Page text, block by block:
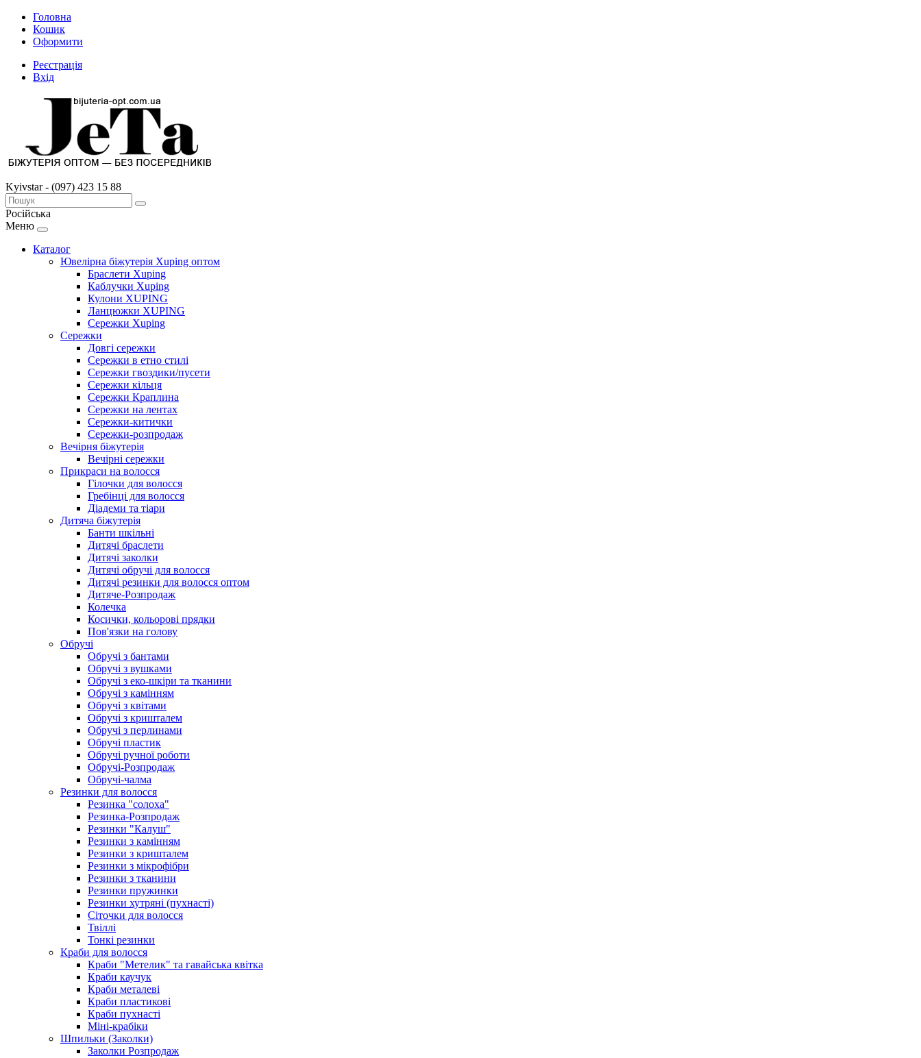
Головна
Кошик
Оформити
Реєстрація
Вхід
Kyivstar - (097) 423 15 88
Російська
Меню
Каталог
Ювелірна біжутерія Xuping оптом
Браслети Xuping
Каблучки Xuping
Кулони XUPING
Ланцюжки XUPING
Сережки Xuping
Сережки
Довгі сережки
Сережки в етно стилі
Сережки гвоздики/пусети
Сережки кільця
Сережки Краплина
Сережки на лентах
Сережки-китички
Сережки-розпродаж
Вечірня біжутерія
Вечірні сережки
Прикраси на волосся
Гілочки для волосся
Гребінці для волосся
Діадеми та тіари
Дитяча біжутерія
Банти шкільні
Дитячі браслети
Дитячі заколки
Дитячі обручі для волосся
Дитячі резинки для волосся оптом
Дитяче-Розпродаж
Колечка
Косички, кольорові прядки
Пов'язки на голову
Обручі
Обручі з бантами
Обручі з вушками
Обручі з еко-шкіри та тканини
Обручі з камінням
Обручі з квітами
Обручі з кришталем
Обручі з перлинами
Обручі пластик
Обручі ручної роботи
Обручі-Розпродаж
Обручі-чалма
Резинки для волосся
Резинка "солоха"
Резинка-Розпродаж
Резинки "Калуш"
Резинки з камінням
Резинки з кришталем
Резинки з мікрофібри
Резинки з тканини
Резинки пружинки
Резинки хутряні (пухнасті)
Сіточки для волосся
Твіллі
Тонкі резинки
Краби для волосся
Краби "Метелик" та гавайська квітка
Краби каучук
Краби металеві
Краби пластикові
Краби пухнасті
Міні-крабіки
Шпильки (Заколки)
Заколки Розпродаж